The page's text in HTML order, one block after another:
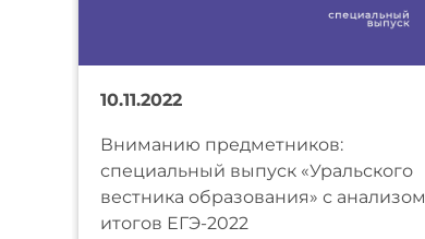
10.11.2022
Вниманию предметников:
специальный выпуск «Уральского
вестника образования» с анализом
итогов ЕГЭ-2022